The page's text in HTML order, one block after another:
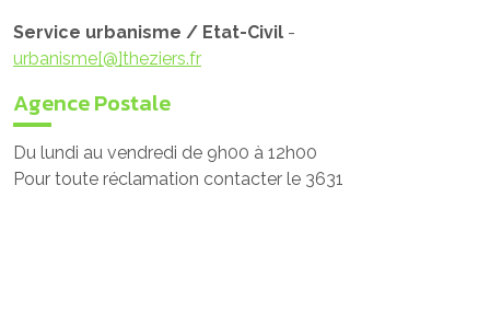
Service urbanisme / Etat-Civil -
urbanisme[@]theziers.fr
Agence Postale
Du lundi au vendredi de 9h00 à 12h00
Pour toute réclamation contacter le 3631